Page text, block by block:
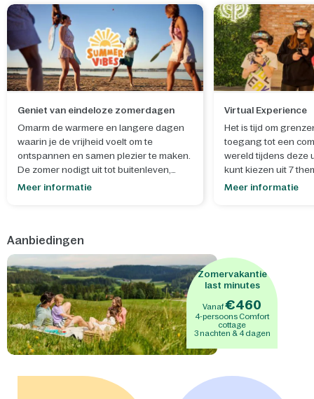
Geniet van eindeloze zomerdagen
Omarm de warmere en langere dagen
waarin je de vrijheid voelt om te
ontspannen en samen plezier te maken.
De zomer nodigt uit tot buitenleven,
spontane momenten en het creëren van
onzezomerworkshops
iets moois maakt dat helemaal past bij
het seizoen en zorgt voor een extra
dosis zomerse gezelligheid. Bouw en
versier je eigenmini-ijsjeskraamof
maak eenschatkist met slotom je
geheimen in te bewaren. - Na een
zonnige dag is het heerlijk om samen te
genieten van de sensationele
perfecte afsluiter van de dag vol
spetterend plezier. - Binnen wacht een
Meer informatie
Virtual Experience
Het is tijd om
toegang tot een
wereld tijdens deze
kunt kiezen uit 7
Meer informatie
Aanbiedingen
Zomervakantie
last minutes
Vanaf€460
4-persoons Comfort
cottage
3 nachten & 4 dagen